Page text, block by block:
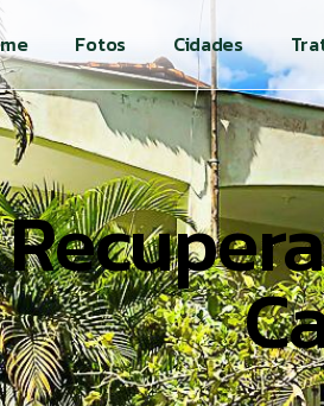
Fotos Cidades